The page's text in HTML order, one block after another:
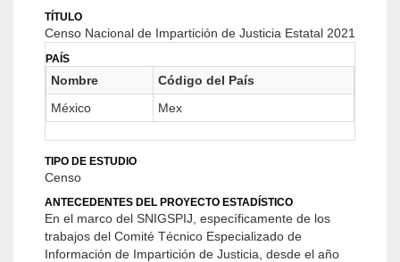
TÍTULO
Censo Nacional de Impartición de Justicia Estatal 2021
PAÍS
Nombre
Código del País
México
Mex
TIPO DE ESTUDIO
Censo
ANTECEDENTES DEL PROYECTO ESTADÍSTICO
En el marco del SNIGSPIJ, específicamente de los
trabajos del Comité Técnico Especializado de
Información de Impartición de Justicia, desde el año